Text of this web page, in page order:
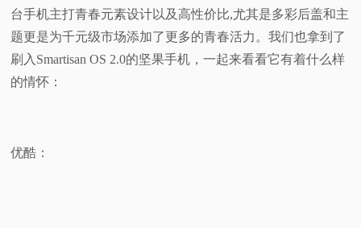
频
普
台手机主打青春元素设计以及高性价比,尤其是多彩后盖和主
题更是为千元级市场添加了更多的青春活力。我们也拿到了
刷入Smartisan OS 2.0的坚果手机，一起来看看它有着什么样
的情怀：
优酷：